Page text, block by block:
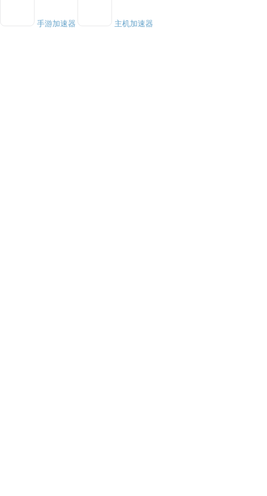
手游加速器 主机加速器